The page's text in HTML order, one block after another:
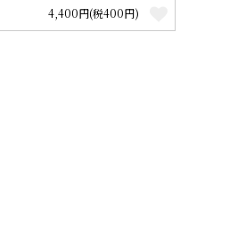
4,400円(税400円)